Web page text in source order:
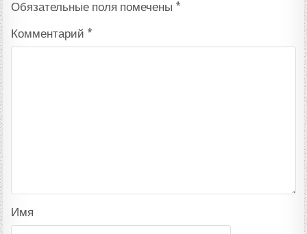
Обязательные поля помечены *
Комментарий *
Имя